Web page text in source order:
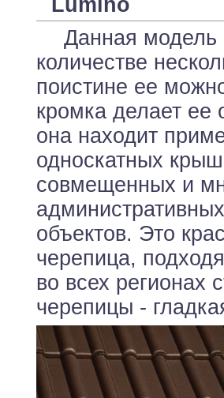
Данная модель
количестве
поистине ее
кромка делает ее
она находит
односкатных
совмещенных и
объектов. Это
черепица,
во всех регионах
черепицы -